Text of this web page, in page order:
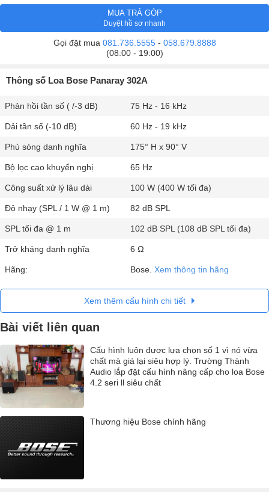
MUA TRẢ GÓP
Duyệt hồ sơ nhanh
Gọi đặt mua 081.736.5555- 058.679.8888
(08:00 - 19:00)
Thông số Loa Bose Panaray 302A
Phản hồi tần số ( /-3 dB) 75 Hz - 16 kHz
Dải tần số (-10 dB) 60 Hz - 19 kHz
Phủ sóng danh nghĩa 175° H x 90° V
Bộ lọc cao khuyến nghị 65 Hz
Công suất xử lý lâu dài 100 W (400 W tối đa)
Độ nhạy (SPL / 1 W @ 1 m) 82 dB SPL
SPL tối đa @ 1 m 102 dB SPL (108 dB SPL tối đa)
Trở kháng danh nghĩa 6 Ω
Hãng: Bose. Xem thông tin hãng
Xem thêm cấu hình chi tiết
Bài viết liên quan
Cấu hình luôn được lựa chọn số 1 vì nó vừa
chất mà giá lại siêu hợp lý. Trường Thành
Audio lắp đặt cấu hình nâng cấp cho loa Bose
4.2 seri ll siêu chất
Thương hiệu Bose chính hãng